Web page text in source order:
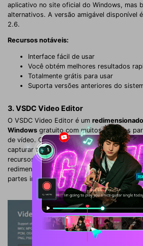
aplicativo no site oficial do Windows, mas
alternativos. A versão amigável disponível
2.6.
Recursos notáveis:
Interface fácil de usar
Você obtém melhores resultados
Totalmente grátis para usar
Suporta versões anteriores do
3. VSDC Video Editor
O VSDC Video Editor é um
Windows gratuito com muitos recursos
de vídeo. O programa permite editar
capturar telas de PC, melhorar o áudio do
recursos. Mas os melhores recursos são a
redimensionar seu vídeo para
partes indesejadas de seu vídeo.